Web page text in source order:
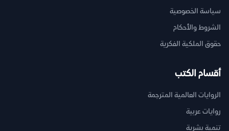
سياسة الخصوصية
الشروط والأحكام
حقوق الملكية الفكرية
أقسام الكتب
الروايات العالمية المترجمة
روايات عربية
تنمية بشرية